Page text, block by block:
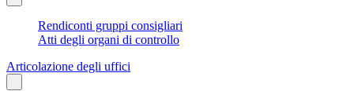
Rendiconti gruppi consigliari
Atti degli organi di controllo
Articolazione degli uffici